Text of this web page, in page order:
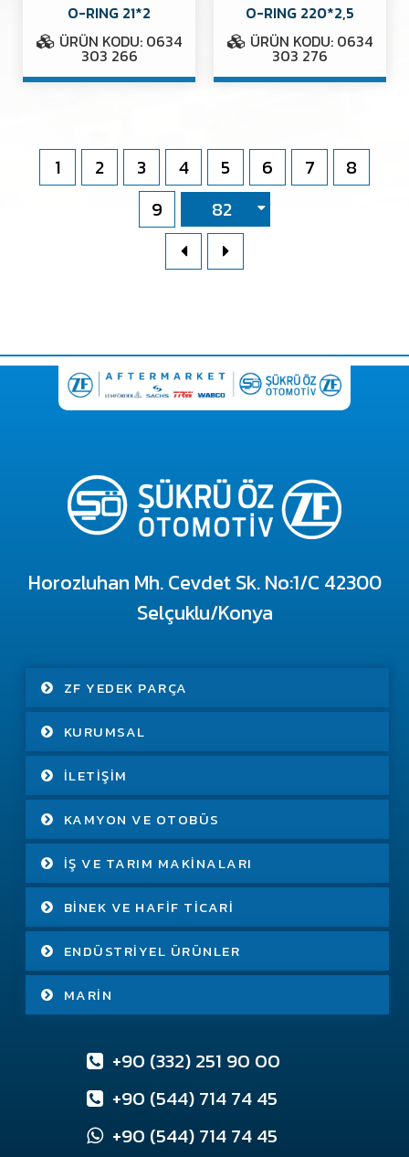
O-RING 21*2
ÜRÜN KODU: 0634
303 266
O-RING 220*2,5
ÜRÜN KODU: 0634
303 276
1 2 3 4 5 6 7
8
9
82
Horozluhan Mh. Cevdet Sk. No:1/C 42300
Selçuklu/Konya
ZF YEDEK PARÇA
KURUMSAL
İLETIŞIM
KAMYON VE OTOBÜS
İŞ VE TARIM MAKINALARI
BINEK VE HAFIF TICARI
ENDÜSTRIYEL ÜRÜNLER
MARIN
+90 (332) 251 90 00
+90 (544) 714 74 45
+90 (544) 714 74 45